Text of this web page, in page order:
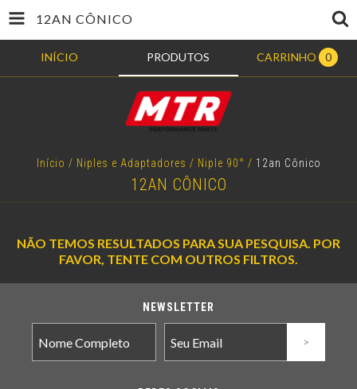
12AN CÔNICO
INÍCIO PRODUTOS CARRINHO 0
Início / Niples e Adaptadores / Niple 90° / 12an Cônico
12AN CÔNICO
NÃO TEMOS RESULTADOS PARA SUA PESQUISA. POR
FAVOR, TENTE COM OUTROS FILTROS.
NEWSLETTER